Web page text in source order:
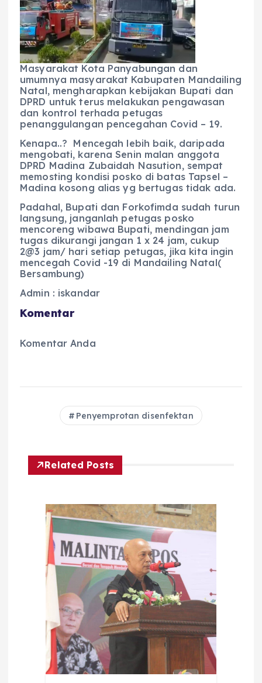
b
o
o
k
A
p
p
r
a
m
n
g
er
Masyarakat Kota Panyabungan dan
umumnya masyarakat Kabupaten Mandailing
Natal, mengharapkan kebijakan Bupati dan
DPRD untuk terus melakukan pengawasan
dan kontrol terhada petugas
penanggulangan pencegahan Covid – 19.
Kenapa..? Mencegah lebih baik, daripada
mengobati, karena Senin malan anggota
DPRD Madina Zubaidah Nasution, sempat
memosting kondisi posko di batas Tapsel –
Madina kosong alias yg bertugas tidak ada.
Padahal, Bupati dan Forkofimda sudah turun
langsung, janganlah petugas posko
mencoreng wibawa Bupati, mendingan jam
tugas dikurangi jangan 1 x 24 jam, cukup
2@3 jam/ hari setiap petugas, jika kita ingin
mencegah Covid -19 di Mandailing Natal(
Bersambung)
Admin : iskandar
Komentar
Komentar Anda
Penyemprotan disenfektan
Related Posts